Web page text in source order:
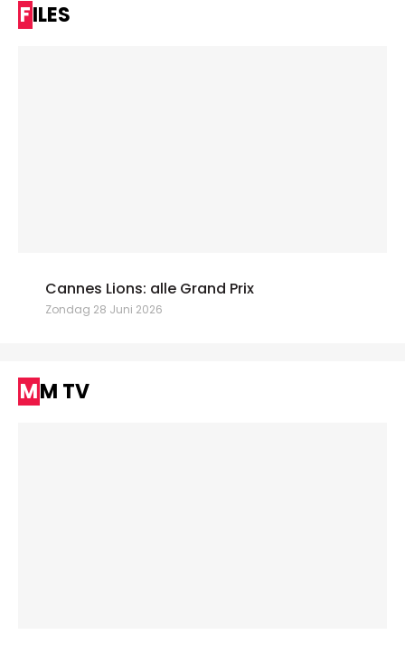
FILES
Cannes Lions: alle Grand Prix
Zondag 28 Juni 2026
MM TV